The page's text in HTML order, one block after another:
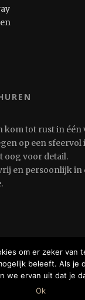
kom tot rust in één
op een
oog voor detail.
en persoonlijk in
Luxe Huisjes
om er zeker van
beleeft. Als je
we ervan uit dat je
Ok